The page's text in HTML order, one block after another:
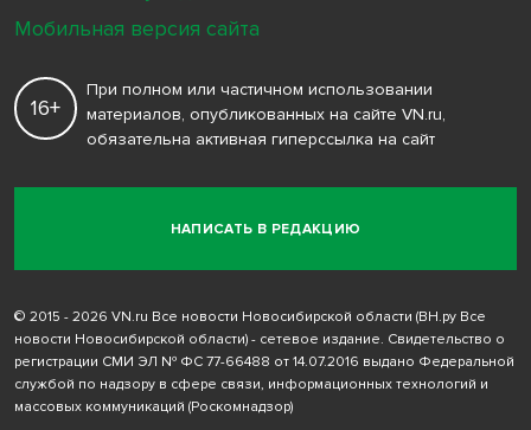
НАПИСАТЬ В РЕДАКЦИЮ
16+
При полном или частичном использовании
материалов, опубликованных на сайте VN.ru,
обязательна активная гиперссылка на сайт
© 2015 - 2026 VN.ru Все новости Новосибирской области (ВН.ру Все
новости Новосибирской области) - сетевое издание. Свидетельство о
регистрации СМИ ЭЛ № ФС 77-66488 от 14.07.2016 выдано Федеральной
службой по надзору в сфере связи, информационных технологий и
массовых коммуникаций (Роскомнадзор)
Мобильная версия сайта